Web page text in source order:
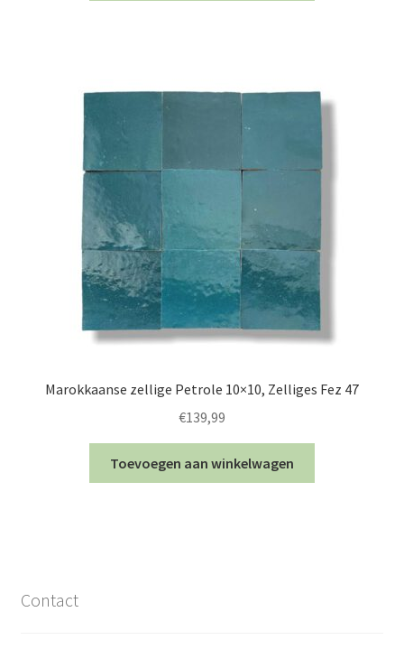
Marokkaanse zellige Petrole 10×10, Zelliges Fez 47
€139,99
Toevoegen aan winkelwagen
Contact